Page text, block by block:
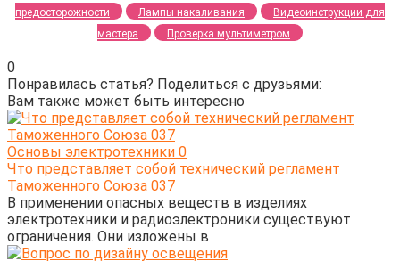
предосторожности
Лампы накаливания
Видеоинструкции для
мастера
Проверка мультиметром
0
Понравилась статья? Поделиться с друзьями:
Вам также может быть интересно
Основы электротехники 0
Что представляет собой технический регламент
Таможенного Союза 037
В применении опасных веществ в изделиях
электротехники и радиоэлектроники существуют
ограничения. Они изложены в